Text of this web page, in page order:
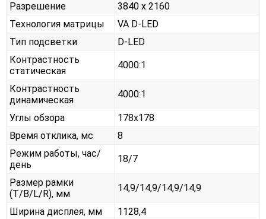
Разрешение
3840 x 2160
Технология матрицы
VA D-LED
Тип подсветки
D-LED
Контрастность
статическая
4000:1
Контрастность
динамическая
4000:1
Углы обзора
178x178
Время отклика, мс
8
Режим работы, час/
день
18/7
Размер рамки
(T/B/L/R), мм
14,9/14,9/14,9/14,9
Ширина дисплея, мм
1128,4